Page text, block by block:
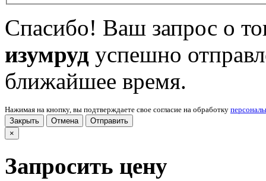
Спасибо! Ваш запрос о
изумруд успешно
ближайшее время.
Нажимая на кнопку, вы подтверждаете свое согласие на обработку
Закрыть
Отмена
Отправить
×
Запросить цену